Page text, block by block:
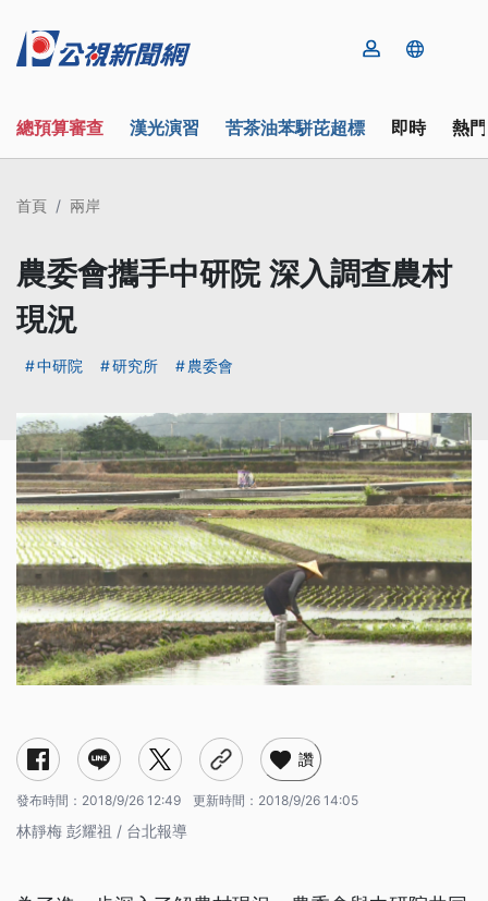
總預算審查 漢光演習 苦茶油苯駢芘超標 即時 熱
首頁 兩岸
農委會攜手中研院 深入調查農村
現況
中研院 研究所 農委會
讚
發布時間： 2018/9/26 12:49 更新時間： 2018/9/26 14:05
林靜梅 彭耀祖 / 台北報導